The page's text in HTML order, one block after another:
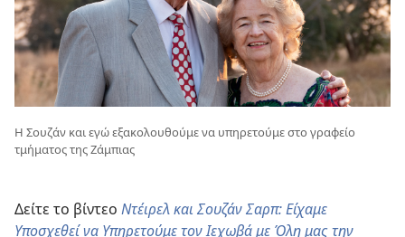
Η Σουζάν και εγώ εξακολουθούμε να υπηρετούμε στο γραφείο
τμήματος της Ζάμπιας
Δείτε το βίντεο Ντέιρελ και Σουζάν Σαρπ: Είχαμε
Υποσχεθεί να Υπηρετούμε τον Ιεχωβά με Όλη μας την